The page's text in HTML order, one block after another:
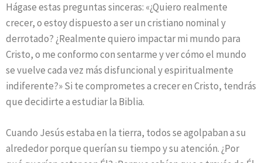
Hágase estas preguntas sinceras: «¿Quiero realmente
crecer, o estoy dispuesto a ser un cristiano nominal y
derrotado? ¿Realmente quiero impactar mi mundo para
Cristo, o me conformo con sentarme y ver cómo el mundo
se vuelve cada vez más disfuncional y espiritualmente
indiferente?» Si te comprometes a crecer en Cristo, tendrás
que decidirte a estudiar la Biblia.
Cuando Jesús estaba en la tierra, todos se agolpaban a su
alrededor porque querían su tiempo y su atención. ¿Por